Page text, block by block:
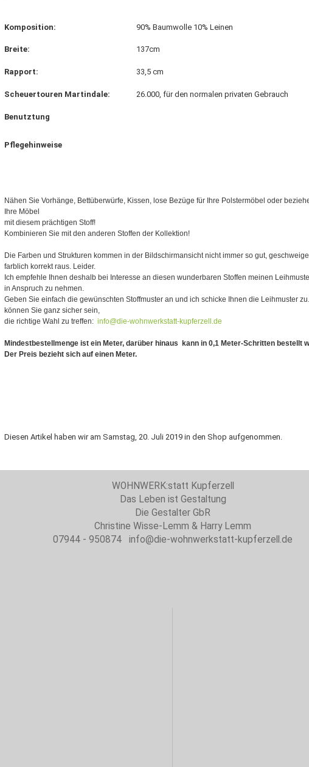
Komposition: 90% Baumwolle 10% Leinen
Breite: 137cm
Rapport: 33,5 cm
Scheuertouren Martindale: 26.000, für den normalen privaten Gebrauch
Benutztung
Pflegehinweise
Nähen Sie Vorhänge, Bettüberwürfe, Kissen, lose Bezüge für Ihre Polstermöbel oder
Ihre Möbel
mit diesem prächtigen Stoff!
Kombinieren Sie mit den anderen Stoffen der Kollektion!
Die Farben und Strukturen kommen in der Bildschirmansicht nicht immer so gut,
farblich korrekt raus. Leider.
Ich empfehle Ihnen deshalb bei Interesse an diesen wunderbaren Stoffen meinen
in Anspruch zu nehmen.
Geben Sie einfach die gewünschten Stoffmuster an und ich schicke Ihnen die Leihmuster
können Sie ganz sicher sein,
die richtige Wahl zu treffen: info@die-wohnwerkstatt-kupferzell.de
Mindestbestellmenge ist ein Meter, darüber hinaus kann in 0,1 Meter-Schritten bestellt
Der Preis bezieht sich auf einen Meter.
Diesen Artikel haben wir am Samstag, 20. Juli 2019 in den Shop aufgenommen.
WOHNWERK:statt Kupferzell
Das Leben ist Gestaltung
Die Gestalter GbR
Christine Wisse-Lemm & Harry Lemm
07944 - 950874 info@die-wohnwerkstatt-kupferzell.de